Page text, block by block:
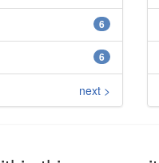
6
6
next >